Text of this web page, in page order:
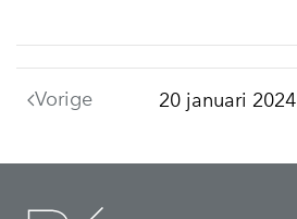
Vorige 20 januari 2024